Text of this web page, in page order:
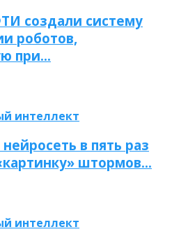
создали систему
роботов,
при…
интеллект
в пять раз
штормов…
интеллект